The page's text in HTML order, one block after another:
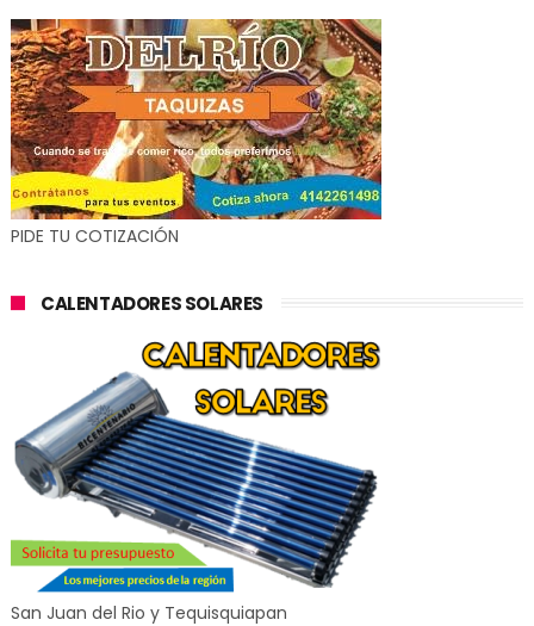
PIDE TU COTIZACIÓN
CALENTADORES SOLARES
San Juan del Rio y Tequisquiapan